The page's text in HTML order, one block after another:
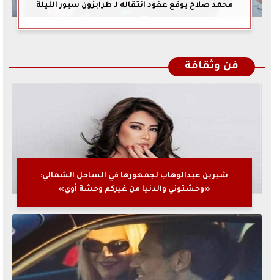
محمد صلاح يوقع عقود انتقاله لـ طرابزون سبور الليلة
فن وثقافة
شيرين عبدالوهاب لجمهورها في الساحل الشمالي:
«وحشتوني والدنيا من غيركم وحشة أوي»